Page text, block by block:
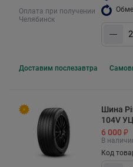
Оплата при получении
Челябинск
Доставим послезавтра
Шина
104V
6 000 ₽
В
Код